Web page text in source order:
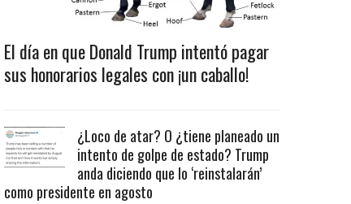
El día en que Donald Trump intentó pagar
sus honorarios legales con ¡un caballo!
¿Loco de atar? O ¿tiene planeado un
intento de golpe de estado? Trump
anda diciendo que lo ‘reinstalarán’
como presidente en agosto